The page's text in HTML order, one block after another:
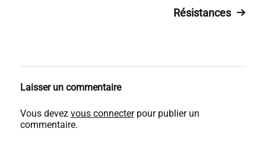
Résistances
Laisser un commentaire
Vous devez vous connecterpour publier un
commentaire.